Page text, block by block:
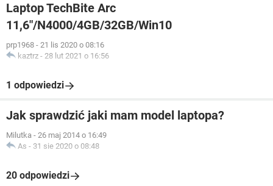
Laptop TechBite Arc
11,6"/N4000/4GB/32GB/Win10
prp1968 - 21 lis 2020 o 08:16
kaztrz - 28 lut 2021 o 16:56
1 odpowiedzi
Jak sprawdzić jaki mam model laptopa?
Milutka - 26 maj 2014 o 16:49
As - 31 sie 2020 o 08:48
20 odpowiedzi